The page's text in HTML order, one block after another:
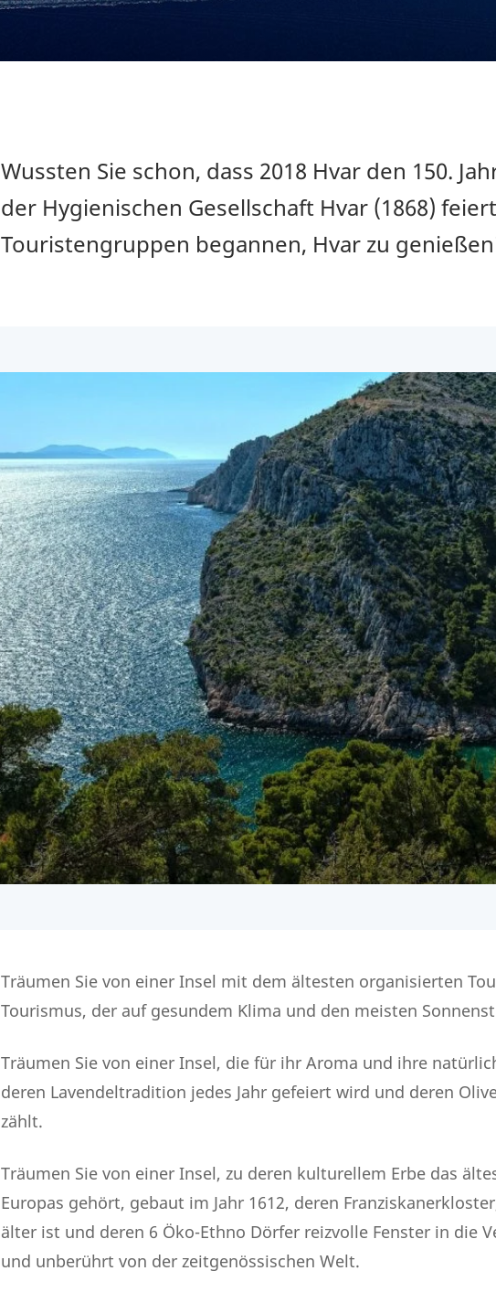
Wussten Sie schon, dass 2018 Hvar den 150.
der Hygienischen Gesellschaft Hvar (1868)
Touristengruppen begannen, Hvar zu
Träumen Sie von einer Insel mit dem ältesten organisierten
Tourismus, der auf gesundem Klima und den meisten
Träumen Sie von einer Insel, die für ihr Aroma und ihre
deren Lavendeltradition jedes Jahr gefeiert wird und deren
zählt.
Träumen Sie von einer Insel, zu deren kulturellem Erbe das
Europas gehört, gebaut im Jahr 1612, deren
älter ist und deren 6 Öko-Ethno Dörfer reizvolle Fenster in die
und unberührt von der zeitgenössischen Welt.